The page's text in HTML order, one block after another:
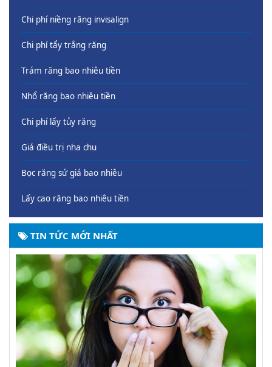
Chi phí niềng răng invisalign
Chi phí tẩy trắng răng
Trám răng bao nhiêu tiền
Nhổ răng bao nhiêu tiền
Chi phí lấy tủy răng
Giá điều trị nha chu
Bọc răng sứ giá bao nhiêu
Lấy cao răng bao nhiêu tiền
TIN TỨC MỚI NHẤT